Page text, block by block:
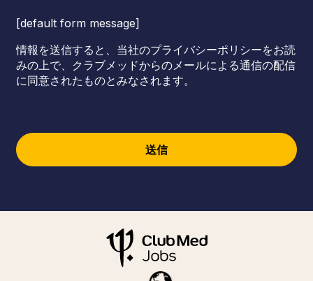
[default form message]
情報を送信すると、当社のプライバシーポリシーをお読
みの上で、クラブメッドからのメールによる通信の配信
に同意されたものとみなされます。
送信